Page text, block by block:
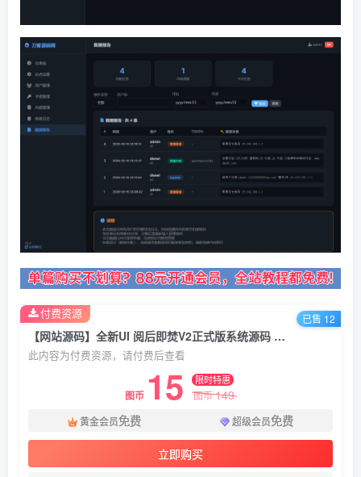
【网站源码】全新UI 阅后即焚V2正式版系统源码 全开源
此内容为付费资源，请付费后查看
图币 15 限时特惠
图币149
黄金会员免费 超级会员免费
立即购买
付费资源 已售 12